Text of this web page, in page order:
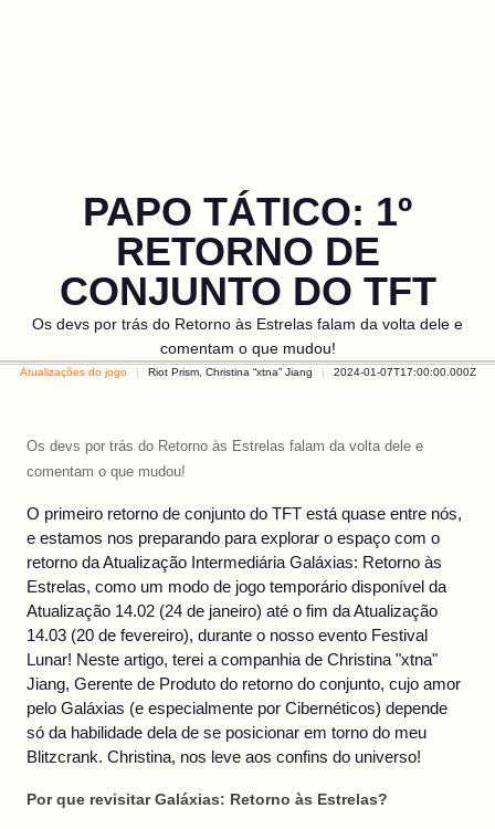
PAPO TÁTICO: 1º
RETORNO DE
CONJUNTO DO TFT
Os devs por trás do Retorno às Estrelas falam da volta dele e
comentam o que mudou!
Atualizações do jogo Riot Prism, Christina “xtna” Jiang 2024-01-07T17:00:00.000Z
Os devs por trás do Retorno às Estrelas falam da volta dele e
comentam o que mudou!
O primeiro retorno de conjunto do TFT está quase entre nós,
e estamos nos preparando para explorar o espaço com o
retorno da Atualização Intermediária Galáxias: Retorno às
Estrelas, como um modo de jogo temporário disponível da
Atualização 14.02 (24 de janeiro) até o fim da Atualização
14.03 (20 de fevereiro), durante o nosso evento Festival
Lunar! Neste artigo, terei a companhia de Christina "xtna"
Jiang, Gerente de Produto do retorno do conjunto, cujo amor
pelo Galáxias (e especialmente por Cibernéticos) depende
só da habilidade dela de se posicionar em torno do meu
Blitzcrank. Christina, nos leve aos confins do universo!
Por que revisitar Galáxias: Retorno às Estrelas?